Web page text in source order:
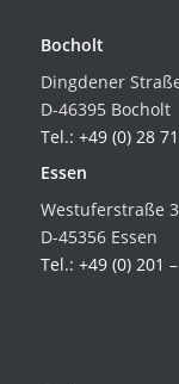
Bocholt
Dingdener
D-46395 Bocholt
Tel.: +49 (0) 28
Essen
Westuferstraße
D-45356 Essen
Tel.: +49 (0) 201